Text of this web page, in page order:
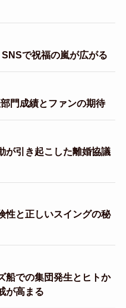
で祝福の嵐が広がる
門成績とファンの期待
が引き起こした離婚協議
性と正しいスイングの秘
船での集団発生とヒトか
が高まる